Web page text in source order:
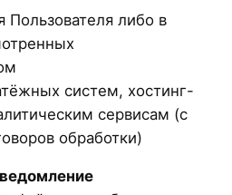
Пользователя либо в
систем, хостинг-
сервисам (с
обработки)